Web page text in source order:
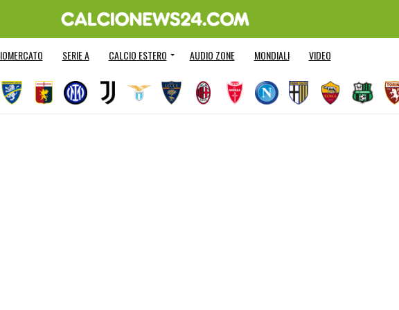
SERIE A CALCIO ESTERO AUDIO ZONE MONDIALI VIDEO